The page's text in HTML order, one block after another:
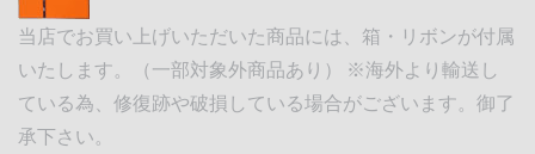
当店でお買い上げいただいた商品には、箱・リボンが付属
いたします。（一部対象外商品あり） ※海外より輸送し
ている為、修復跡や破損している場合がございます。御了
承下さい。